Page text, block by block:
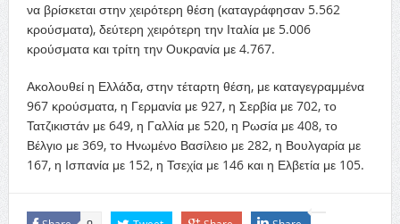
να βρίσκεται στην χειρότερη θέση (καταγράφησαν 5.562
κρούσματα), δεύτερη χειρότερη την Ιταλία με 5.006
κρούσματα και τρίτη την Ουκρανία με 4.767.
Ακολουθεί η Ελλάδα, στην τέταρτη θέση, με καταγεγραμμένα
967 κρούσματα, η Γερμανία με 927, η Σερβία με 702, το
Τατζικιστάν με 649, η Γαλλία με 520, η Ρωσία με 408, το
Βέλγιο με 369, το Ηνωμένο Βασίλειο με 282, η Βουλγαρία με
167, η Ισπανία με 152, η Τσεχία με 146 και η Ελβετία με 105.